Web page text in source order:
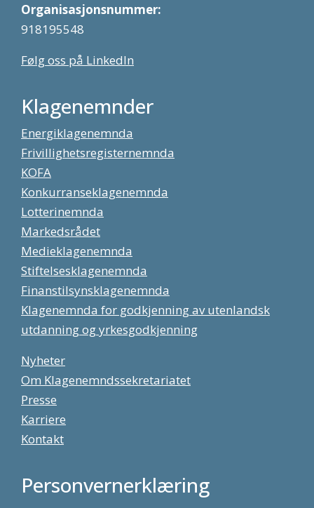
Organisasjonsnummer:
918195548
Følg oss på LinkedIn
Klagenemnder
Energiklagenemnda
Frivillighetsregisternemnda
KOFA
Konkurranseklagenemnda
Lotterinemnda
Markedsrådet
Medieklagenemnda
Stiftelsesklagenemnda
Finanstilsynsklagenemnda
Klagenemnda for godkjenning av utenlandsk
utdanning og yrkesgodkjenning
Nyheter
Om Klagenemndssekretariatet
Presse
Karriere
Kontakt
Personvernerklæring